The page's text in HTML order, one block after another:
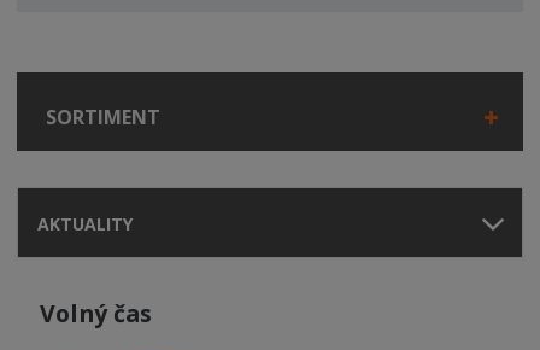
SORTIMENT
AKTUALITY
Volný čas